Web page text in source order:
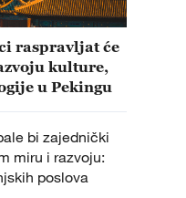
raspravljat će
kulture,
u Pekingu
bi zajednički
miru i razvoju:
poslova